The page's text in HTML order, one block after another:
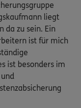
liegt
da zu sein. Ein
ist für mich
ist besonders im